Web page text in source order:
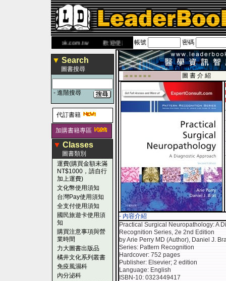
www.leaderbook.com.tw歡迎使用 國民旅遊卡！！
帳號 密碼
▼ Search
圖書搜尋
- 進階搜尋
代訂書籍
加購書籍專區
▼ Classes
圖書類別
運費(購買金額未滿
NT$1000，請自行
加上運費)
文化幣使用須知
台灣Pay使用須知
全支付使用須知
國民旅遊卡使用須
知
購買注意事項與營
業時間
力大圖書出版品
橘井文化系列叢書
免疫風濕科
內分泌科
-■ ■ ■ ■ ■ ■
圖 書 介 紹
- 內容介紹
Practical Surgical Neuropathology: A
Recognition Series, 2e 2nd Edition
by Arie Perry MD (Author),‎ Daniel J.
Series: Pattern Recognition
Hardcover: 752 pages
Publisher: Elsevier; 2 edition
Language: English
ISBN-10: 0323449417